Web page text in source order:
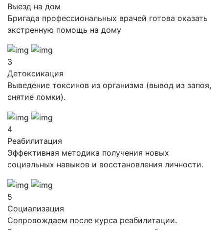
Выезд на дом
Бригада профессиональных врачей готова оказать
экстренную помощь на дому
3
Детоксикация
Выведение токсинов из организма (вывод из запоя,
снятие ломки).
4
Реабилитация
Эффективная методика получения новых
социальных навыков и восстановления личности.
5
Социализация
Сопровождаем после курса реабилитации.